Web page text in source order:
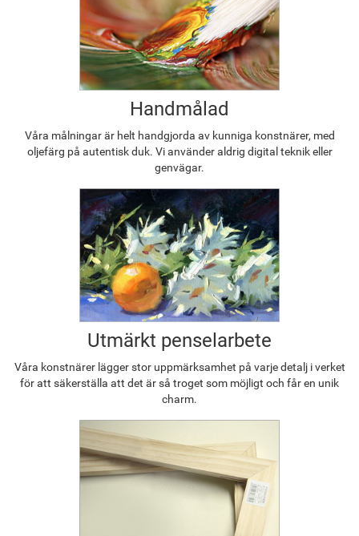
Handmålad
Våra målningar är helt handgjorda av kunniga konstnärer, med
oljefärg på autentisk duk. Vi använder aldrig digital teknik eller
genvägar.
Utmärkt penselarbete
Våra konstnärer lägger stor uppmärksamhet på varje detalj i verket
för att säkerställa att det är så troget som möjligt och får en unik
charm.